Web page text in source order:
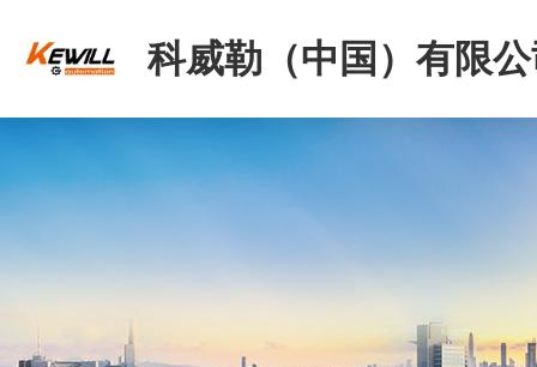
科威勒（中国）有限